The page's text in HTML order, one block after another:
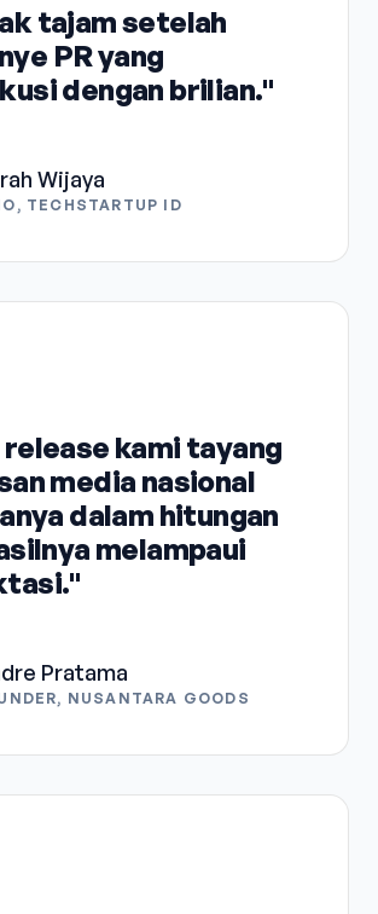
tajam setelah
PR yang
dengan brilian."
Wijaya
TECHSTARTUP ID
kami tayang
media nasional
dalam hitungan
melampaui
Pratama
NUSANTARA GOODS